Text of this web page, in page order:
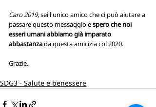
Caro 2019, sei l'unico amico che ci può aiutare a
passare questo messaggio e spero che noi
esseri umani abbiamo già imparato
abbastanza da questa amicizia col 2020.
Grazie.
SDG3 - Salute e benessere